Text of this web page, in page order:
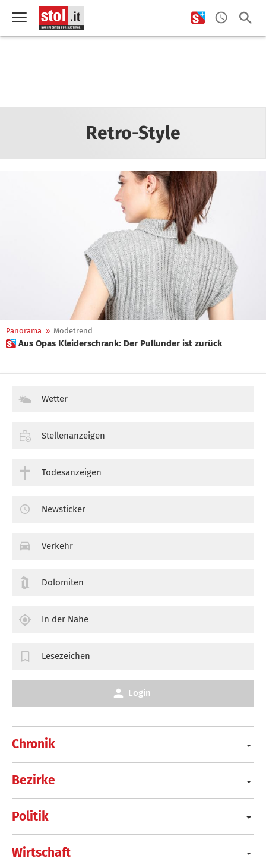
Retro-Style
Panorama » Modetrend
 Aus Opas Kleiderschrank: Der Pullunder ist zurück
Chronik
Bezirke
Politik
Wirtschaft
Wetter
Stellenanzeigen
Todesanzeigen
Newsticker
Verkehr
Dolomiten
In der Nähe
Lesezeichen
Login